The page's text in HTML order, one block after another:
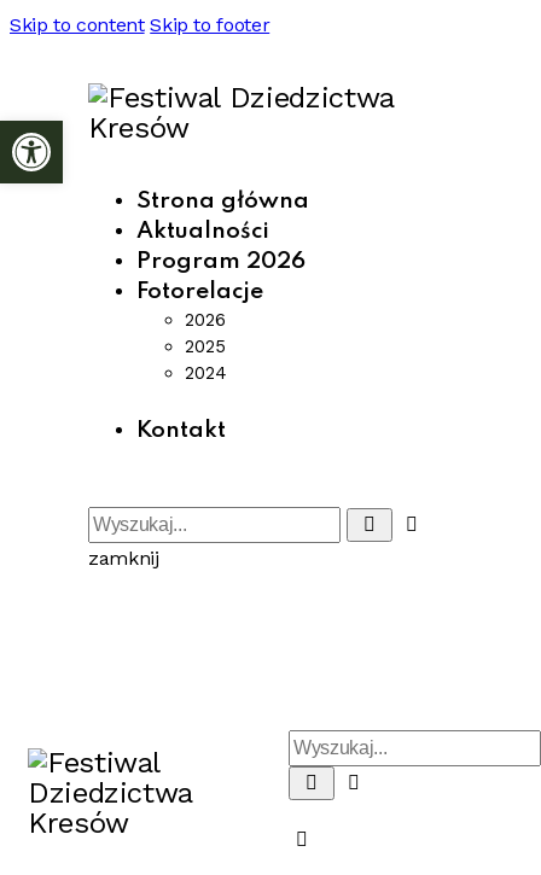
Skip to content Skip to footer
Strona główna
Aktualności
Program 2026
Fotorelacje
2026
2025
2024
Kontakt
zamknij
Otwórz pasek narzędzi